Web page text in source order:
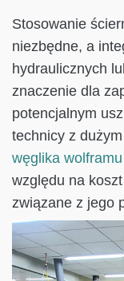
Stosowanie
niezbędne, a
hydraulicznych
znaczenie dla
potencjalnym
technicy z
węglika wolframu
względu na
związane z jego